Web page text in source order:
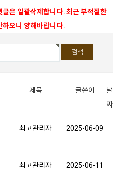
은 일괄삭제합니다. 최근 부적절한
하오니 양해바랍니다.
제목 글쓴이
날
짜
최고관리자 2025-06-09
최고관리자 2025-06-11